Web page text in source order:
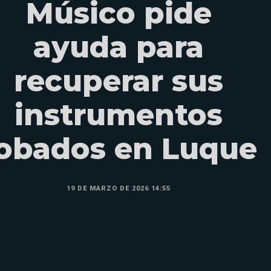
Músico pide
ayuda para
recuperar sus
instrumentos
en Luque
19 DE MARZO DE 2026 14:55